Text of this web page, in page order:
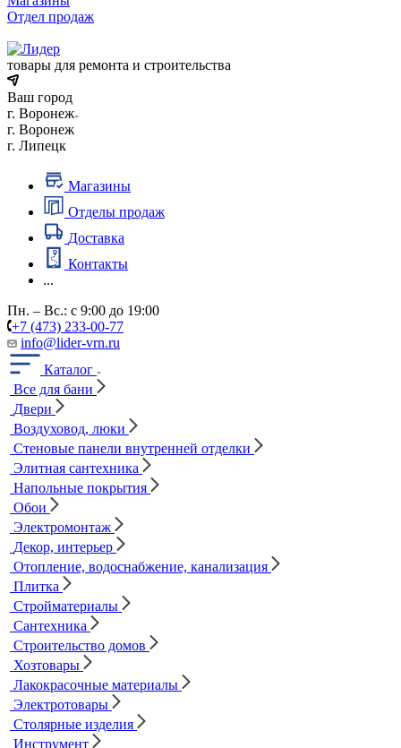
Отдел продаж
товары для ремонта и строительства
Ваш город
г. Воронеж
г. Воронеж
г. Липецк
Магазины
Отделы продаж
Доставка
Контакты
...
Пн. – Вс.: с 9:00 до 19:00
+7 (473) 233-00-77
info@lider-vrn.ru
Каталог
Все для бани
Двери
Воздуховод, люки
Стеновые панели внутренней отделки
Элитная сантехника
Напольные покрытия
Обои
Электромонтаж
Декор, интерьер
Отопление, водоснабжение, канализация
Плитка
Стройматериалы
Сантехника
Строительство домов
Хозтовары
Лакокрасочные материалы
Электротовары
Столярные изделия
Инструмент